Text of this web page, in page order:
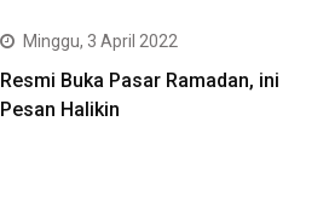
Minggu, 3 April 2022
Resmi Buka Pasar Ramadan, ini
Pesan Halikin